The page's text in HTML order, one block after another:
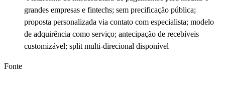
grandes empresas e fintechs; sem precificação pública;
proposta personalizada via contato com especialista; modelo
de adquirência como serviço; antecipação de recebíveis
customizável; split multi-direcional disponível
Fonte